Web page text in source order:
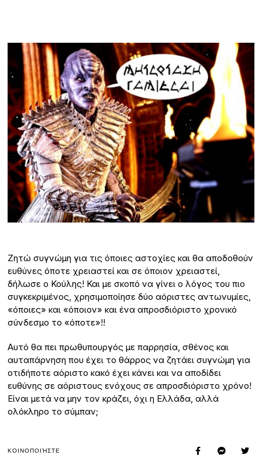
Ζητώ συγνώμη για τις όποιες αστοχίες και θα αποδοθούν
ευθύνες όποτε χρειαστεί και σε όποιον χρειαστεί,
δήλωσε ο Κούλης! Και με σκοπό να γίνει ο λόγος του πιο
συγκεκριμένος, χρησιμοποίησε δύο αόριστες αντωνυμίες,
«όποιες» και «όποιον» και ένα απροσδιόριστο χρονικό
σύνδεσμο το «όποτε»!!
Αυτό θα πει πρωθυπουργός με παρρησία, σθένος και
αυταπάρνηση που έχει το θάρρος να ζητάει συγνώμη για
οτιδήποτε αόριστο κακό έχει κάνει και να αποδίδει
ευθύνης σε αόριστους ενόχους σε απροσδιόριστο χρόνο!
Είναι μετά να μην τον κράζει, όχι η Ελλάδα, αλλά
ολόκληρο το σύμπαν;
ΚΟΙΝΟΠΟΙΉΣΤΕ